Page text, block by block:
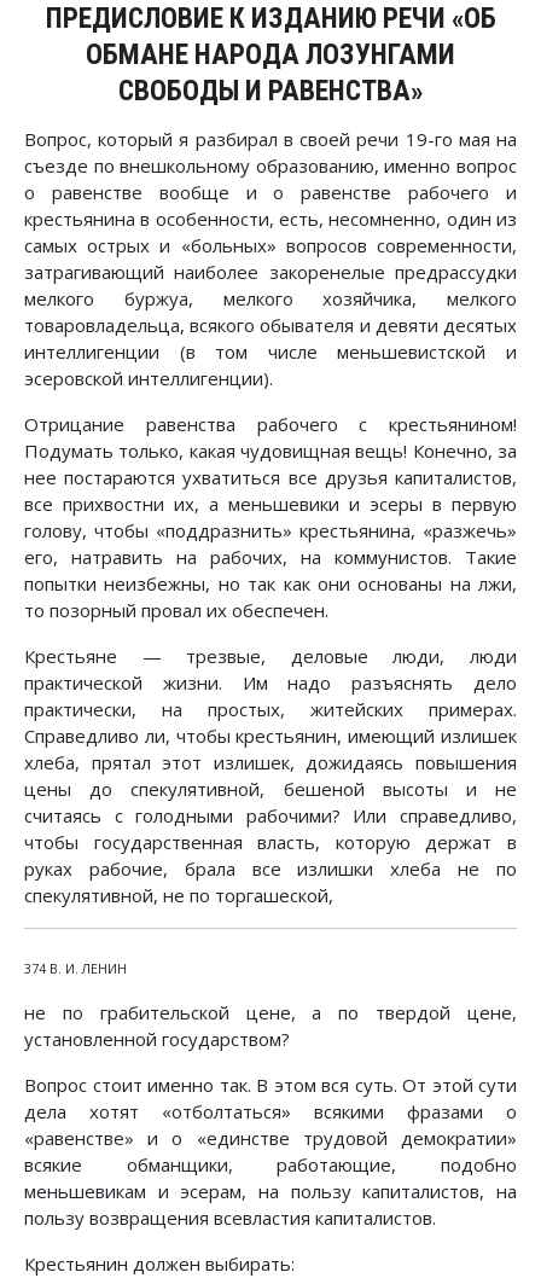
ПРЕДИСЛОВИЕ К ИЗДАНИЮ РЕЧИ «ОБ
ОБМАНЕ НАРОДА ЛОЗУНГАМИ
СВОБОДЫ И РАВЕНСТВА»
Вопрос, который я разбирал в своей речи 19-го мая на
съезде по внешкольному образованию, именно вопрос
о равенстве вообще и о равенстве рабочего и
крестьянина в особенности, есть, несомненно, один из
самых острых и «больных» вопросов современности,
затрагивающий наиболее закоренелые предрассудки
мелкого буржуа, мелкого хозяйчика, мелкого
товаровладельца, всякого обывателя и девяти десятых
интеллигенции (в том числе меньшевистской и
эсеровской интеллигенции).
Отрицание равенства рабочего с крестьянином!
Подумать только, какая чудовищная вещь! Конечно, за
нее постараются ухватиться все друзья капиталистов,
все прихвостни их, а меньшевики и эсеры в первую
голову, чтобы «поддразнить» крестьянина, «разжечь»
его, натравить на рабочих, на коммунистов. Такие
попытки неизбежны, но так как они основаны на лжи,
то позорный провал их обеспечен.
Крестьяне — трезвые, деловые люди, люди
практической жизни. Им надо разъяснять дело
практически, на простых, житейских примерах.
Справедливо ли, чтобы крестьянин, имеющий излишек
хлеба, прятал этот излишек, дожидаясь повышения
цены до спекулятивной, бешеной высоты и не
считаясь с голодными рабочими? Или справедливо,
чтобы государственная власть, которую держат в
руках рабочие, брала все излишки хлеба не по
спекулятивной, не по торгашеской,
374 В. И. ЛЕНИН
не по грабительской цене, а по твердой цене,
установленной государством?
Вопрос стоит именно так. В этом вся суть. От этой сути
дела хотят «отболтаться» всякими фразами о
«равенстве» и о «единстве трудовой демократии»
всякие обманщики, работающие, подобно
меньшевикам и эсерам, на пользу капиталистов, на
пользу возвращения всевластия капиталистов.
Крестьянин должен выбирать: